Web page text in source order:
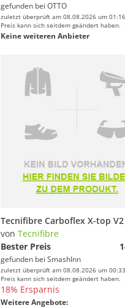
gefunden bei OTTO
zuletzt überprüft am 08.08.2026 um
Preis kann sich seitdem geändert haben.
Keine weiteren Anbieter
von Tecnifibre
Bester Preis
gefunden bei SmashInn
zuletzt überprüft am 08.08.2026 um
Preis kann sich seitdem geändert haben.
18% Ersparnis
Weitere Angebote: